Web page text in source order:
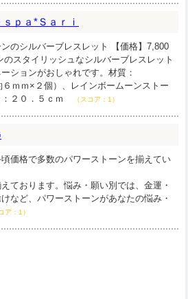
ｐａ*Ｓａｒｉ
のシルバーブレスレット 【価格】7,800
スタイリッシュなシルバーブレスレット
ションがおしゃれです。材質：
ｍｍ×２個）、レインボームーンストー
２０．５ｃｍ
（スコア：1）
価格で多数のパワーストーンを揃えてい
ております。悩み・願い別では、金運・
など、パワーストーンがあなたの悩み・
ア：1）